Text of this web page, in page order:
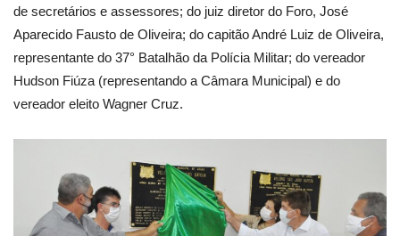
de secretários e assessores; do juiz diretor do Foro, José
Aparecido Fausto de Oliveira; do capitão André Luiz de Oliveira,
representante do 37° Batalhão da Polícia Militar; do vereador
Hudson Fiúza (representando a Câmara Municipal) e do
vereador eleito Wagner Cruz.